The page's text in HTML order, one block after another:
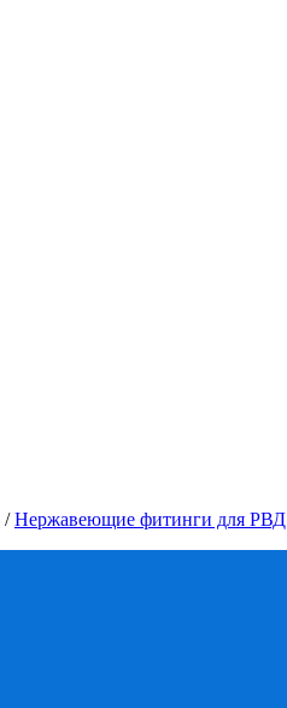
/Нержавеющие фитинги для РВД